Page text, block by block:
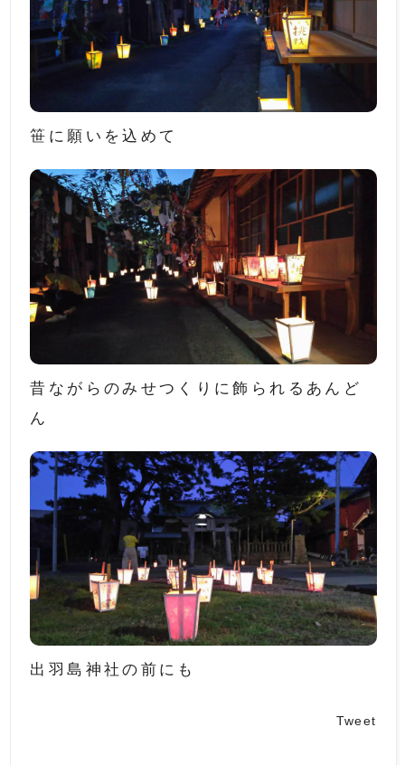
笹に願いを込めて
昔ながらのみせつくりに飾られるあんど
ん
出羽島神社の前にも
Tweet